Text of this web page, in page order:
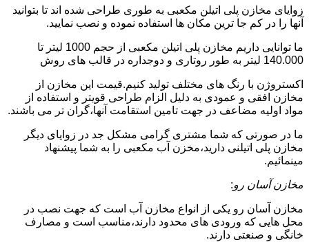
زوایای مخازن پلی اتیلن مکعبی به طوری طراحی شده اند تا بتوانید
آنها را در کم جا ترین مکان ها استفاده نموده و نصب نمایید.
ما توانایی داریم مخازن پلی اتیلن مکعبی از حجم 1000 لیتر تا
140.000 لیتر به طور روتاری و دوجداره در قالب های روش
اکستروژن با رنگ های مختلف تولید کنیم.قیمت این مخازن از
مخازن افقی و عمودی به دلیل الزام طراحی قویتر و استفاده از
مواد اولیه مضاعف در جهت تامین استقامت آنها،گران تر می باشند.
ما در صورتی که شما مشتری گرامی مشکل جد در زوایای دیگر
مخازن پلی اتیلنی دارید،مخزن آب مکعبی را به شما پیشنهاد
مینمائیم.
مخازن آسان رو:
مخازن آسان رو یکی از انواع مخازن آب است که جهت نصب در
محل هایی که ورودی های محدود دارند،مناسب است و مصارف
خانگی و صنعتی دارند.